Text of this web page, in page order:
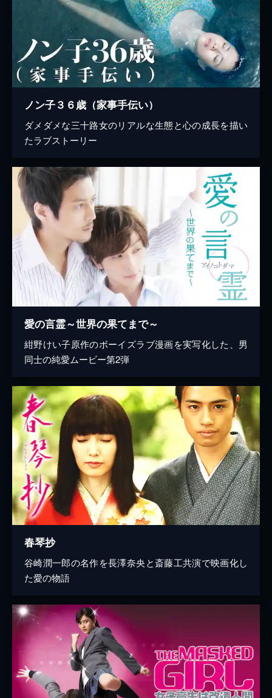
ノン子３６歳（家事手伝い）
ダメダメな三十路女のリアルな生態と心の成長を描い
たラブストーリー
愛の言霊～世界の果てまで～
紺野けい子原作のボーイズラブ漫画を実写化した、男
同士の純愛ムービー第2弾
春琴抄
谷崎潤一郎の名作を長澤奈央と斎藤工共演で映画化し
た愛の物語